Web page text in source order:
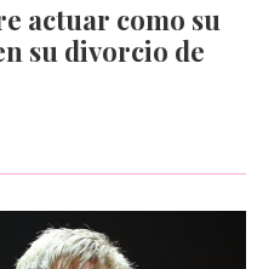
actuar como su
su divorcio de